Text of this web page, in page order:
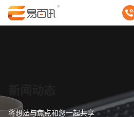
将想法与焦点和您一起共享